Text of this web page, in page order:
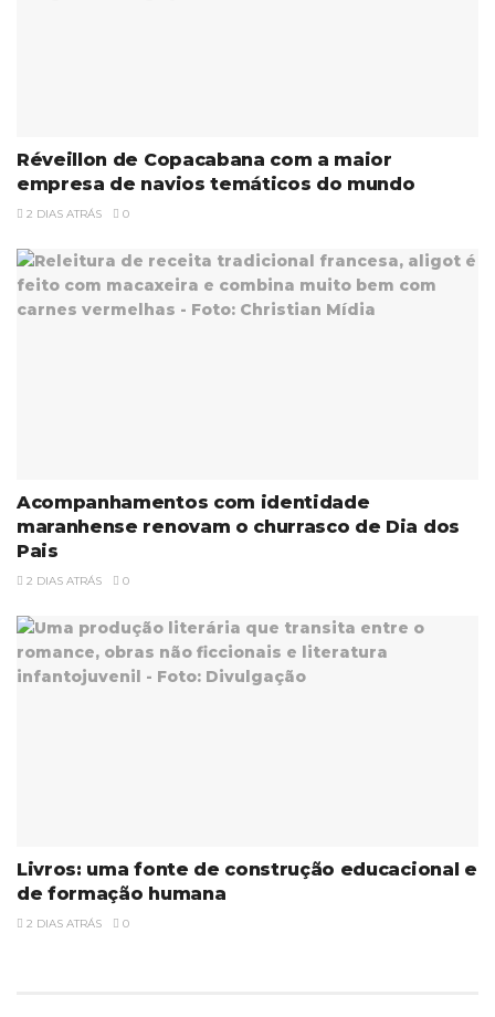
Réveillon de Copacabana com a maior
empresa de navios temáticos do mundo
2 DIAS ATRÁS 0
Acompanhamentos com identidade
maranhense renovam o churrasco de Dia dos
Pais
2 DIAS ATRÁS 0
Livros: uma fonte de construção educacional e
de formação humana
2 DIAS ATRÁS 0